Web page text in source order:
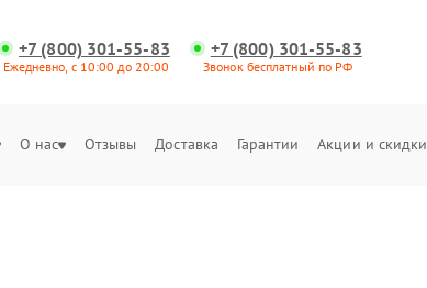
+7 (800) 301-55-83
Ежедневно, с 10:00 до 20:00
+7 (800) 301-55-83
Звонок бесплатный по РФ
О нас Отзывы Доставка Гарантии Акции и скидки